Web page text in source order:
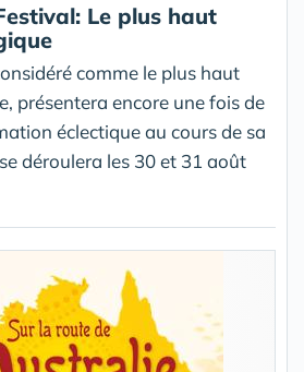
Le plus haut
comme le plus haut
présentera encore une fois de
éclectique au cours de sa
déroulera les 30 et 31 août